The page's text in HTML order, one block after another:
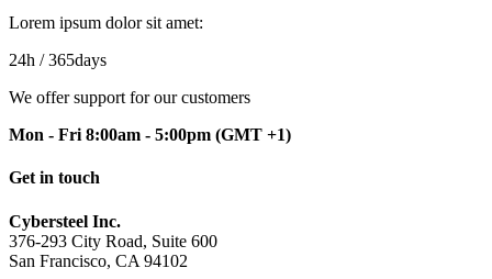
Lorem ipsum dolor sit amet:
24h / 365days
We offer support for our customers
Mon - Fri 8:00am - 5:00pm (GMT +1)
Get in touch
Cybersteel Inc.
376-293 City Road, Suite 600
San Francisco, CA 94102